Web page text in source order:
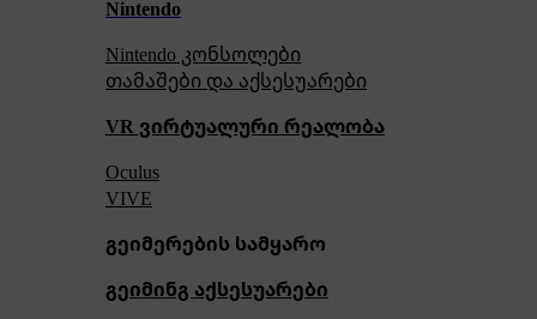
Nintendo
Nintendo კონსოლები
თამაშები და აქსესუარები
VR ვირტუალური რეალობა
Oculus
VIVE
გეიმერების სამყარო
გეიმინგ აქსესუარები